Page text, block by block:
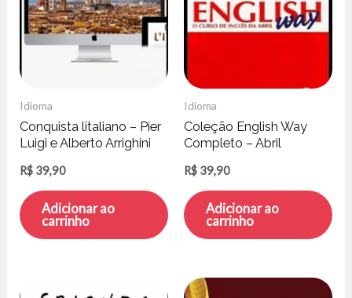
Idioma
Conquista litaliano – Pier
Luigi e Alberto Arrighini
R$ 39,90
Adicionar ao
carrinho
Idioma
Coleção English Way
Completo – Abril
R$ 39,90
Adicionar ao
carrinho